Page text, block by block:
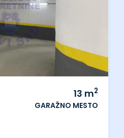
13 m2
GARAŽNO MESTO